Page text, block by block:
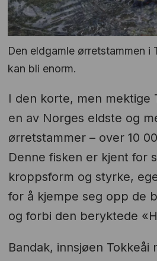
Den eldgamle ørretstammen i
kan bli enorm.
I den korte, men mektige
en av Norges eldste og
ørretstammer – over 10
Denne fisken er kjent for
kroppsform og styrke,
for å kjempe seg opp de
og forbi den beryktede
Bandak, innsjøen Tokkeåi